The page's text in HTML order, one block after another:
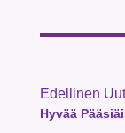
Edellinen
Hyvää